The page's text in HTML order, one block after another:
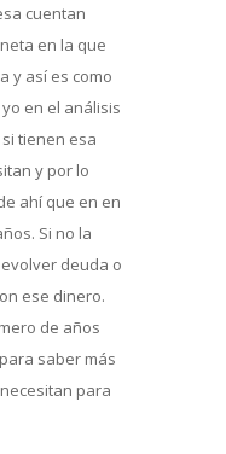
cuentan
en la que
y así es como
en el análisis
tienen esa
y por lo
ahí que en en
Si no la
deuda o
ese dinero.
de años
saber más
para